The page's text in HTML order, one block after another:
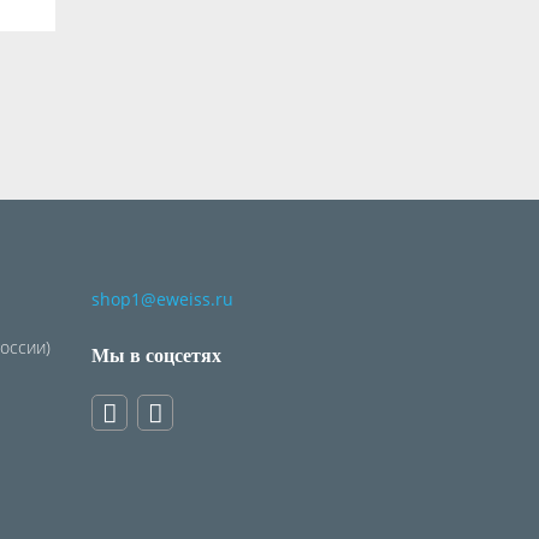
shop1@eweiss.ru
Мы в соцсетях